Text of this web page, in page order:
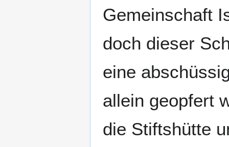
Gemeinschaft
doch dieser
eine
allein geopfert
die Stiftshütte